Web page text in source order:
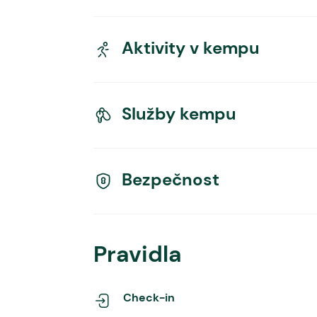
Aktivity v kempu
Služby kempu
Bezpečnost
Pravidla
Check-in